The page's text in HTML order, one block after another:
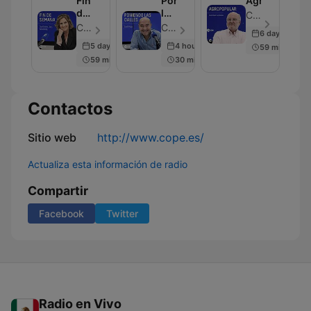
de
Semana
COPE - Episodio 20
5 days ago
59 min
las
Calles
COPE - Episodio 41
4 hours ago
30 min
COPE - Episodio 20
6 days ago
59 min
Contactos
Sitio web http://www.cope.es/
Actualiza esta información de radio
Compartir
Facebook Twitter
Radio en Vivo